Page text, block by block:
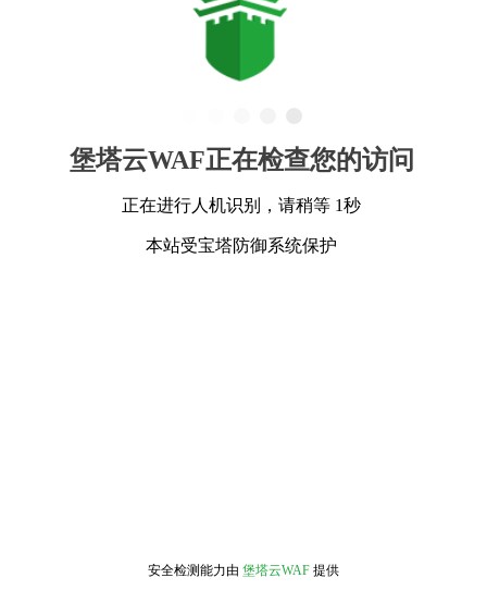
堡塔云WAF正在检查您的访问
正在进行人机识别，请稍等 1秒
本站受宝塔防御系统保护
安全检测能力由 堡塔云WAF 提供